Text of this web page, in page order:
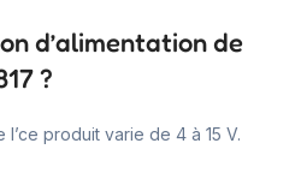
d’alimentation de
?
l’ce produit varie de 4 à 15 V.